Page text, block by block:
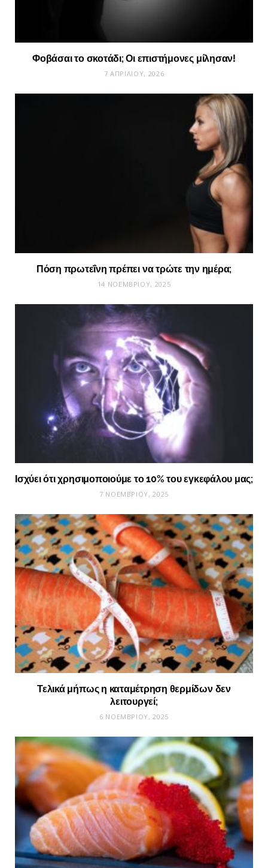
Φοβάσαι το σκοτάδι; Οι επιστήμονες μίλησαν!
7 ΑΠΡΙΛΊΟΥ, 2026
Πόση πρωτεΐνη πρέπει να τρώτε την ημέρα;
14 ΝΟΕΜΒΡΊΟΥ, 2025
Ισχύει ότι χρησιμοποιούμε το 10% του εγκεφάλου μας;
7 ΝΟΕΜΒΡΊΟΥ, 2025
Τελικά μήπως η καταμέτρηση θερμίδων δεν
λειτουργεί;
6 ΝΟΕΜΒΡΊΟΥ, 2025